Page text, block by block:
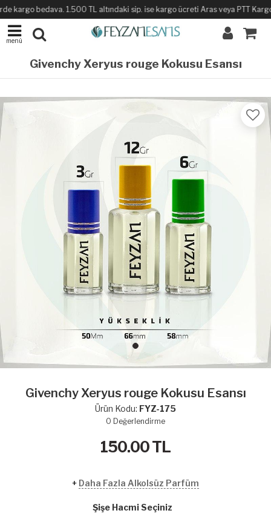
kargo bedava. 1.500 TL altındaki sip. ise kargo ücreti Aras veya PTT
menü
Givenchy Xeryus rouge Kokusu Esansı
Givenchy Xeryus rouge Kokusu Esansı
Ürün Kodu: FYZ-175
0 Değerlendirme
150.00TL
+ Daha Fazla Alkolsüz Parfüm
Şişe Hacmi Seçiniz